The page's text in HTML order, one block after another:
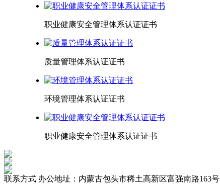
职业健康安全管理体系认证证书
质量管理体系认证证书
环境管理体系认证证书
职业健康安全管理体系认证证书
联系方式 办公地址：内蒙古包头市稀土高新区富强南路163号